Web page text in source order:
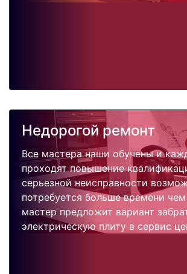
Недорогой ремонт
Все мастера наши обучены и
проходят повышение
серьезной неисправности
потребуется больше времени
мастер предложит вариант
электрическую плиту в сервис